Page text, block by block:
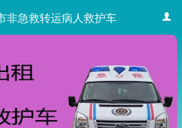
非急救转运病人救护车